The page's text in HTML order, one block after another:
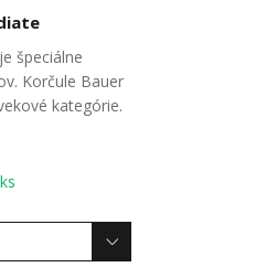
špeciálne
Korčule Bauer
kategórie.